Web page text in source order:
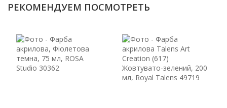
РЕКОМЕНДУЕМ ПОСМОТРЕТЬ